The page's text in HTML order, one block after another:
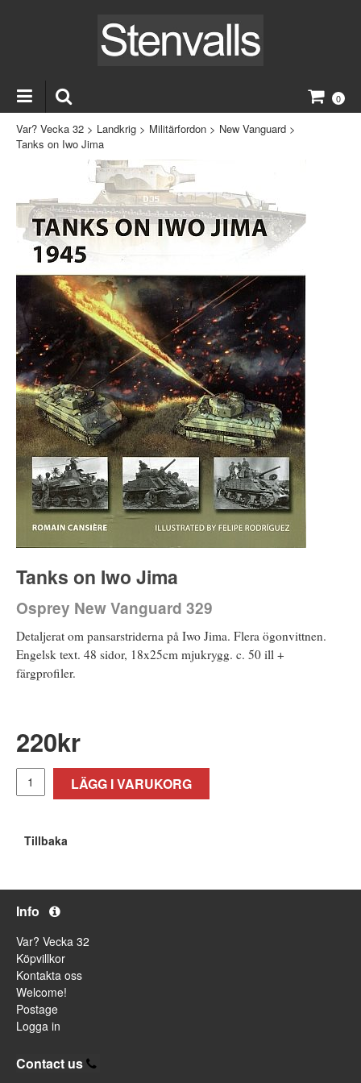
0
Var? Vecka 32 > Landkrig > Militärfordon > New Vanguard >
Tanks on Iwo Jima
Tanks on Iwo Jima
Osprey New Vanguard 329
Detaljerat om pansarstriderna på Iwo Jima. Flera ögonvittnen.
Engelsk text. 48 sidor, 18x25cm mjukrygg. c. 50 ill +
färgprofiler.
220kr
LÄGG I VARUKORG
Tillbaka
Info
Var? Vecka 32
Köpvillkor
Kontakta oss
Welcome!
Postage
Logga in
Contact us